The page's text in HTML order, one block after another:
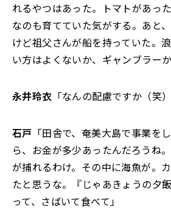
れるやつはあった。トマトがあっ
なのも育てていた気がする。あと
けど祖父さんが船を持っていた
い方はよくないか、ギャンブラーか
永井玲衣 「なんの配慮ですか（笑）
石戸 「田舎で、奄美大島で事業を
ら、お金が多少あったんだろうね
が捕れるわけ。その中に海魚が。
たと思うな。『じゃあきょうの夕
って、さばいて食べて」